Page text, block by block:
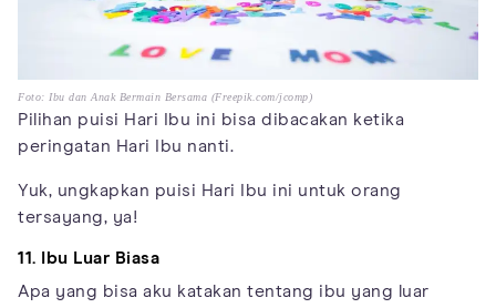
Foto: Ibu dan Anak Bermain Bersama (Freepik.com/jcomp)
Pilihan puisi Hari Ibu ini bisa dibacakan ketika
peringatan Hari Ibu nanti.
Yuk, ungkapkan puisi Hari Ibu ini untuk orang
tersayang, ya!
11. Ibu Luar Biasa
Apa yang bisa aku katakan tentang ibu yang luar